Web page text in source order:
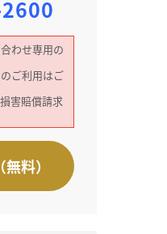
わせ専用の
ご利用はご
害賠償請求
料）